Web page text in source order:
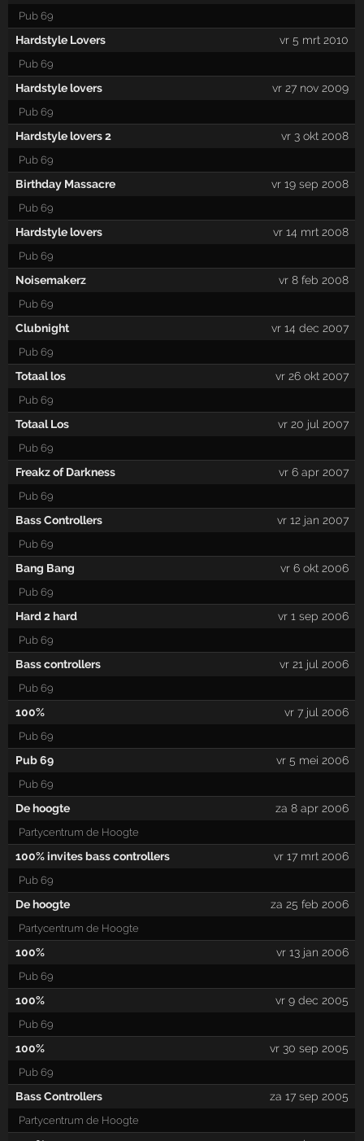
Pub 69
Hardstyle Lovers vr 5 mrt 2010
Pub 69
Hardstyle lovers vr 27 nov 2009
Pub 69
Hardstyle lovers 2 vr 3 okt 2008
Pub 69
Birthday Massacre vr 19 sep 2008
Pub 69
Hardstyle lovers vr 14 mrt 2008
Pub 69
Noisemakerz vr 8 feb 2008
Pub 69
Clubnight vr 14 dec 2007
Pub 69
Totaal los vr 26 okt 2007
Pub 69
Totaal Los vr 20 jul 2007
Pub 69
Freakz of Darkness vr 6 apr 2007
Pub 69
Bass Controllers vr 12 jan 2007
Pub 69
Bang Bang vr 6 okt 2006
Pub 69
Hard 2 hard vr 1 sep 2006
Pub 69
Bass controllers vr 21 jul 2006
Pub 69
100% vr 7 jul 2006
Pub 69
Pub 69 vr 5 mei 2006
Pub 69
De hoogte za 8 apr 2006
Partycentrum de Hoogte
100% invites bass controllers vr 17 mrt 2006
Pub 69
De hoogte za 25 feb 2006
Partycentrum de Hoogte
100% vr 13 jan 2006
Pub 69
100% vr 9 dec 2005
Pub 69
100% vr 30 sep 2005
Pub 69
Bass Controllers za 17 sep 2005
Partycentrum de Hoogte